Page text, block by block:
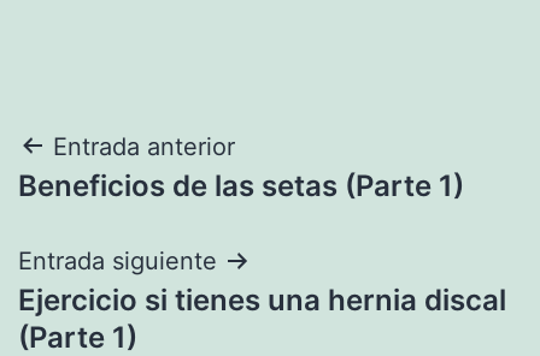
Navegación
de
entradas
Entrada anterior
Beneficios de las setas (Parte 1)
Entrada siguiente
Ejercicio si tienes una hernia discal
(Parte 1)